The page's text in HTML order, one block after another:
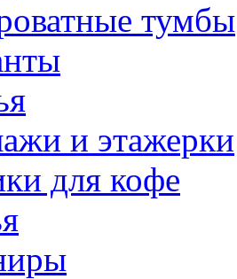
тумбы
и этажерки
для кофе